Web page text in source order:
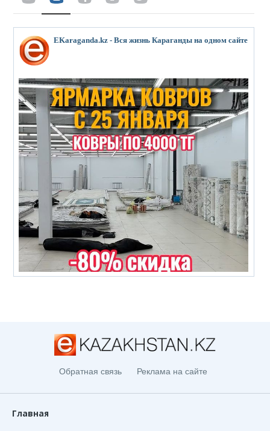
EKaraganda.kz - Вся жизнь Караганды на одном сайте
Обратная связь Реклама на сайте
Главная